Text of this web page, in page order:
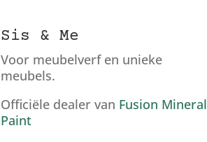
Sis & Me
Voor meubelverf en unieke
meubels.
Officiële dealer van Fusion Mineral
Paint